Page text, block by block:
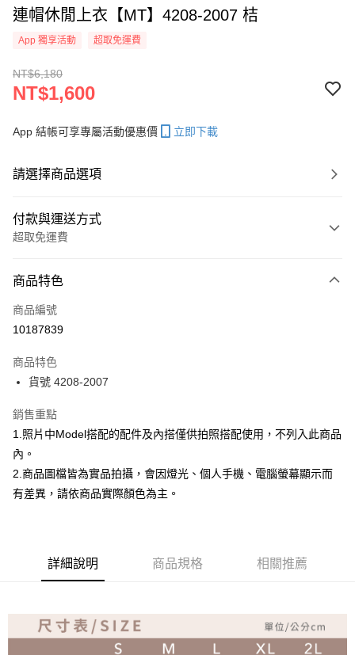
連帽休閒上衣【MT】4208-2007 桔
App 獨享活動 超取免運費
NT$6,180
NT$1,600
App 結帳可享專屬活動優惠價 立即下載
請選擇商品選項
付款與運送方式
超取免運費
信用卡一次付款
超商取貨付款
ATM付款
運送方式
全家取貨付款
付款後全家取貨
免運費
商品特色
商品編號
10187839
商品特色
貨號 4208-2007
銷售重點
1.照片中Model搭配的配件及內搭僅供拍照搭配使用，不列入此商品
內。
2.商品圖檔皆為實品拍攝，會因燈光、個人手機、電腦螢幕顯示而
有差異，請依商品實際顏色為主。
詳細說明 商品規格 相關推薦